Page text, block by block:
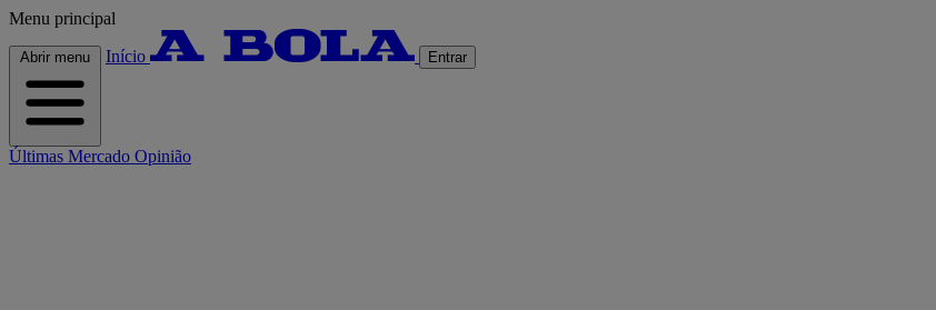
Menu principal
Abrir menu Início Entrar
Últimas Mercado Opinião